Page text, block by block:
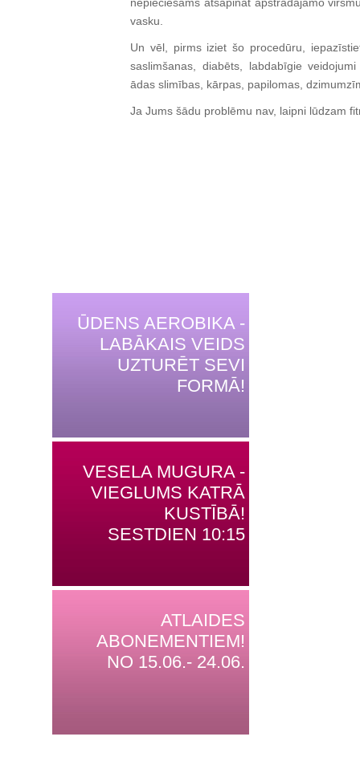
vasku.
Un vēl, pirms iziet šo procedūru,
saslimšanas, diabēts, labdabīgie
ādas slimības, kārpas, papilomas,
Ja Jums šādu problēmu nav, laipni lūdzam
ŪDENS AEROBIKA -
LABĀKAIS VEIDS
UZTURĒT SEVI
FORMĀ!
VESELA MUGURA -
VIEGLUMS KATRĀ
KUSTĪBĀ!
SESTDIEN 10:15
ATLAIDES
ABONEMENTIEM!
NO 15.06.- 24.06.